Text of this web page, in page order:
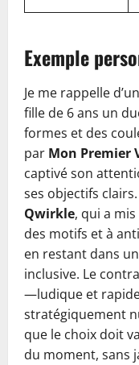
Exemple
Je me rappelle
fille de 6 ans un
formes et des
par Mon Premier
captivé son
ses objectifs
Qwirkle, qui a
des motifs et à
en restant dans
inclusive. Le
—ludique et
stratégiquement
que le choix doit
du moment, sans